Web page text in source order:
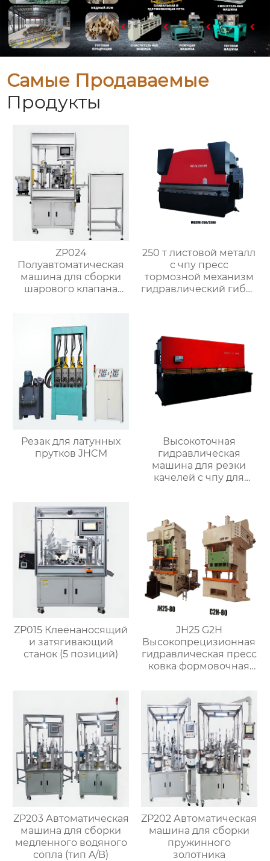
Самые Продаваемые
Продукты
ZP024
Полуавтоматическая
машина для сборки
шарового клапана
250 т листовой металл
с чпу пресс
тормозной механизм
гидравлический гибка
Резак для латунных
прутков JHCM
Высокоточная
гидравлическая
машина для резки
качелей с чпу для
ZP015 Клеенаносящий
и затягивающий
станок (5 позиций)
JH25 G2H
Высокопрецизионная
гидравлическая пресс
ковка формовочная
клапанов
ZP203 Автоматическая
машина для сборки
медленного водяного
сопла (тип A/B)
ZP202 Автоматическая
машина для сборки
пружинного
золотника